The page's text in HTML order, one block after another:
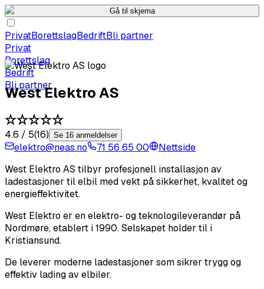
Gå til skjema
PrivatBorettslagBedriftBli partner
Privat
Borettslag
Bedrift
Bli partner
West Elektro AS
4.6 / 5(16) Se 16 anmeldelser
elektro@neas.no 71 56 65 00
Nettside
West Elektro AS tilbyr profesjonell installasjon av
ladestasjoner til elbil med vekt på sikkerhet, kvalitet og
energieffektivitet.
West Elektro er en elektro- og teknologileverandør på
Nordmøre, etablert i 1990. Selskapet holder til i
Kristiansund.
De leverer moderne ladestasjoner som sikrer trygg og
effektiv lading av elbiler.